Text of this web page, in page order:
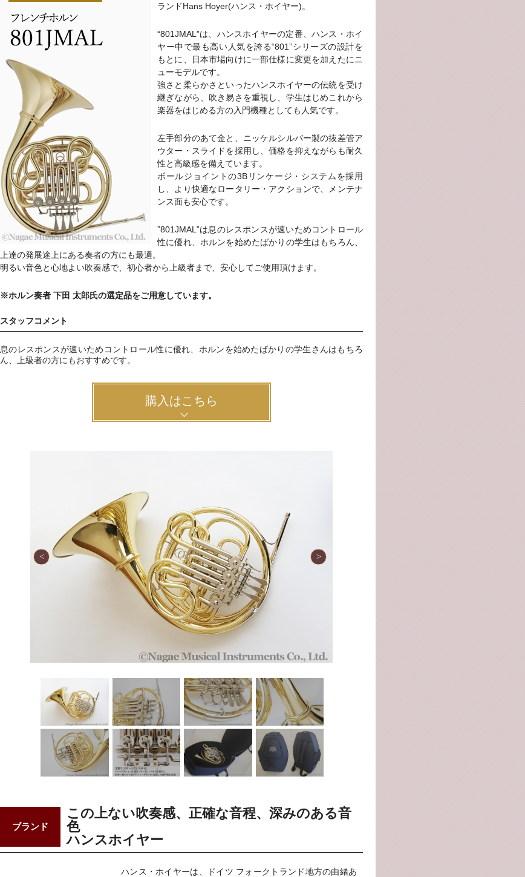
ランドHans Hoyer(ハンス・ホイヤー)。
“801JMAL”は、ハンスホイヤーの定番、ハンス・ホイ
ヤー中で最も高い人気を誇る“801”シリーズの設計を
もとに、日本市場向けに一部仕様に変更を加えたにニ
ューモデルです。
強さと柔らかさといったハンスホイヤーの伝統を受け
継ぎながら、吹き易さを重視し、学生はじめこれから
楽器をはじめる方の入門機種としても人気です。
左手部分のあて金と、ニッケルシルバー製の抜差管ア
ウター・スライドを採用し、価格を抑えながらも耐久
性と高級感を備えています。
ボールジョイントの3Bリンケージ・システムを採用
し、より快適なロータリー・アクションで、メンテナ
ンス面も安心です。
”801JMAL”は息のレスポンスが速いためコントロール
性に優れ、ホルンを始めたばかりの学生はもちろん、
上達の発展途上にある奏者の方にも最適。
明るい音色と心地よい吹奏感で、初心者から上級者まで、安心してご使用頂けます。
※ホルン奏者 下田 太郎氏の選定品をご用意しています。
スタッフコメント
息のレスポンスが速いためコントロール性に優れ、ホルンを始めたばかりの学生さんはもちろ
ん、上級者の方にもおすすめです。
購入はこちら
ブランド
この上ない吹奏感、正確な音程、深みのある音
色
ハンスホイヤー
ハンス・ホイヤーは、ドイツ フォークトランド地方の由緒あ